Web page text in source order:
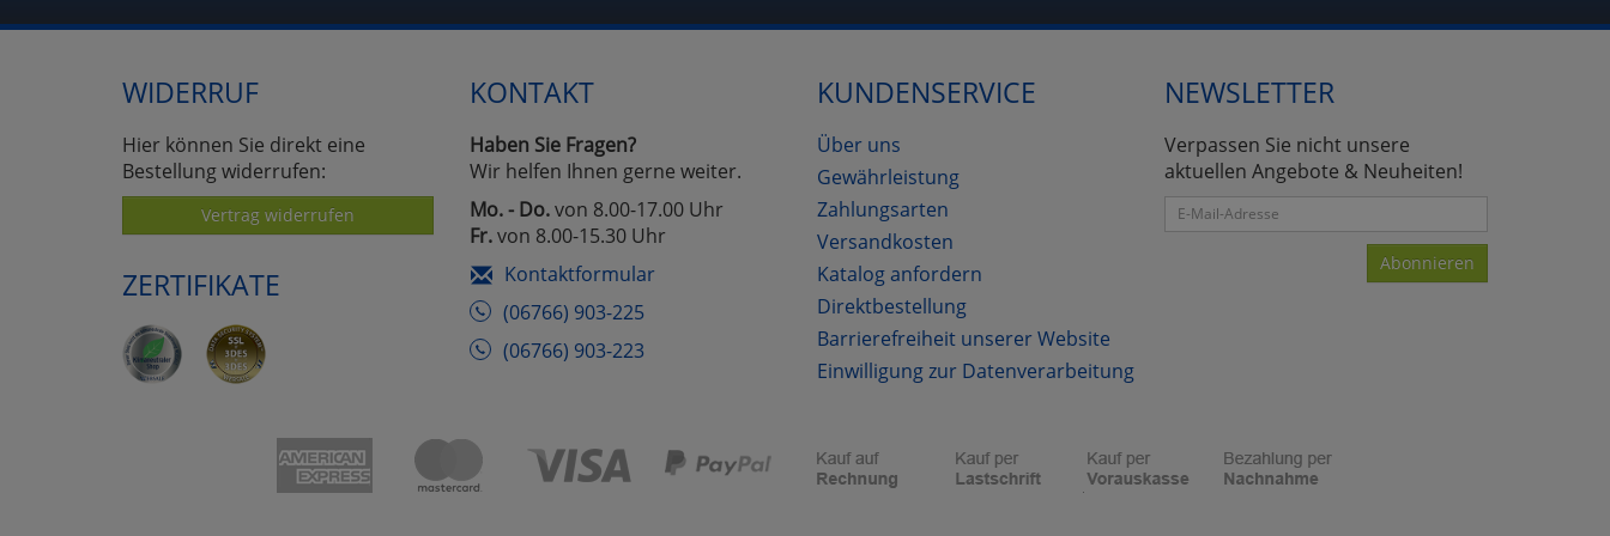
WIDERRUF
Hier können Sie direkt eine
Bestellung widerrufen:
Vertrag widerrufen
ZERTIFIKATE
KONTAKT
Haben Sie Fragen?
Wir helfen Ihnen gerne weiter.
Mo. - Do.von 8.00-17.00 Uhr
Fr.von 8.00-15.30 Uhr
Kontaktformular
(06766) 903-225
(06766) 903-223
KUNDENSERVICE
Über uns
Gewährleistung
Zahlungsarten
Versandkosten
Katalog anfordern
Direktbestellung
Barrierefreiheit unserer Website
Einwilligung zur Datenverarbeitung
NEWSLETTER
Verpassen Sie nicht unsere
aktuellen Angebote & Neuheiten!
Abonnieren
Cookies
Alle Akzeptieren Cookies
Einstellungen speichern
zurück